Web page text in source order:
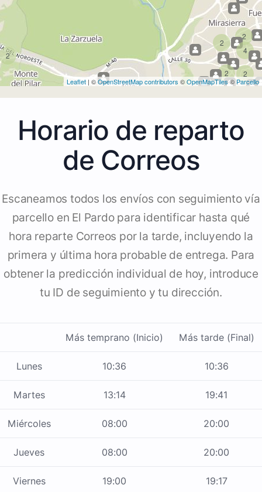
2
2
2
2
4
2
Leaflet | ©OpenStreetMap contributors ©OpenMapTiles©Parcello
Horario de reparto
de Correos
Escaneamos todos los envíos con seguimiento vía
parcello en El Pardo para identificar hasta qué
hora reparte Correos por la tarde, incluyendo la
primera y última hora probable de entrega. Para
obtener la predicción individual de hoy, introduce
tu ID de seguimiento y tu dirección.
Más temprano (Inicio) Más tarde (Final)
Lunes 10:36 10:36
Martes 13:14 19:41
Miércoles 08:00 20:00
Jueves 08:00 20:00
Viernes 19:00 19:17